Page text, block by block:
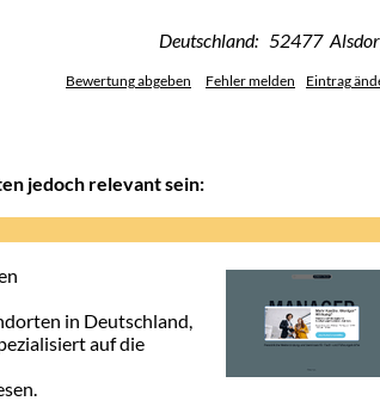
Deutschland: 52477
Bewertung abgeben Fehler melden Eintrag
jedoch relevant sein:
in Deutschland,
auf die